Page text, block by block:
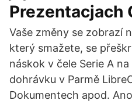
Prezentacjach
Vaše změny se zobrazí
který smažete, se
náskok v čele Serie A
dohrávku v Parmě
Dokumentech apod.